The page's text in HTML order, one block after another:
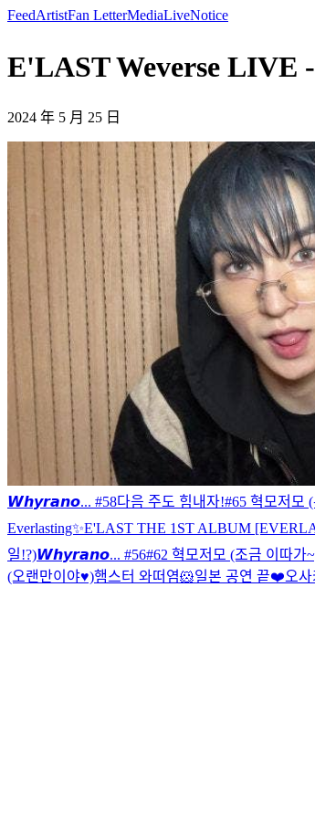
FeedArtistFan LetterMediaLiveNotice
E'LAST Weverse LIVE
2024 年 5 月 25 日
𝙒𝙝𝙮𝙧𝙖𝙣𝙤... #58다음 주도 힘내자!#65 혁모저모
Everlasting✨E'LAST THE 1ST ALBUM
일!?)𝙒𝙝𝙮𝙧𝙖𝙣𝙤... #56#62 혁모저모 (조금 이따가
(오랜만이야♥)햄스터 와떠염🐹일본 공연 끝❤️오